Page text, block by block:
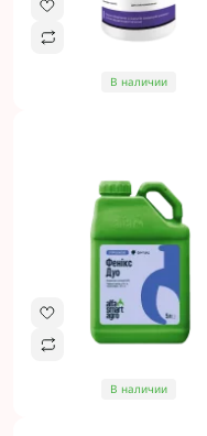
В наличии
В наличии